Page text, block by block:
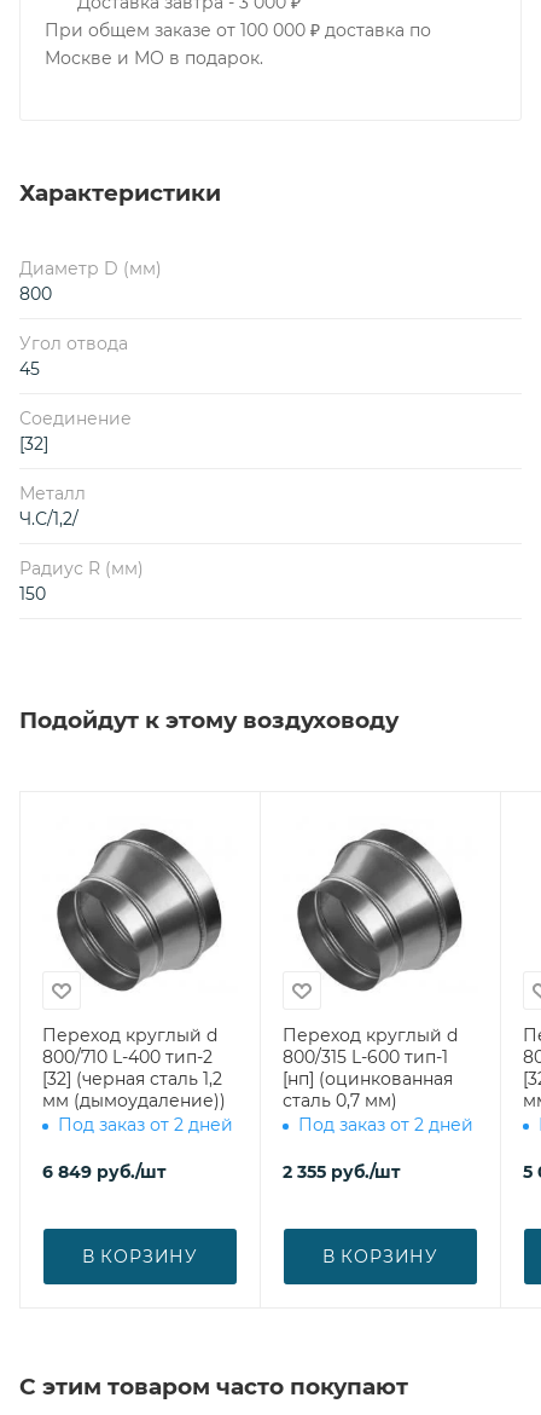
При общем заказе от 100 000 ₽ доставка по
Москве и МО в подарок.
Характеристики
Диаметр D (мм)
800
Угол отвода
45
Соединение
[32]
Металл
Ч.С/1,2/
Радиус R (мм)
150
Подойдут к этому воздуховоду
Переход круглый d
800/710 L-400 тип-2
[32] (черная сталь 1,2
мм (дымоудаление))
Под заказ от 2 дней
6 849 руб./шт
В КОРЗИНУ
Переход круглый d
800/315 L-600 тип-1
[нп] (оцинкованная
сталь 0,7 мм)
Под заказ от 2 дней
2 355 руб./шт
В КОРЗИНУ
5
С этим товаром часто покупают